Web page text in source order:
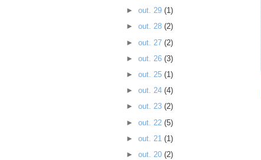
► out. 29 (1)
► out. 28 (2)
► out. 27 (2)
► out. 26 (3)
► out. 25 (1)
► out. 24 (4)
► out. 23 (2)
► out. 22 (5)
► out. 21 (1)
► out. 20 (2)